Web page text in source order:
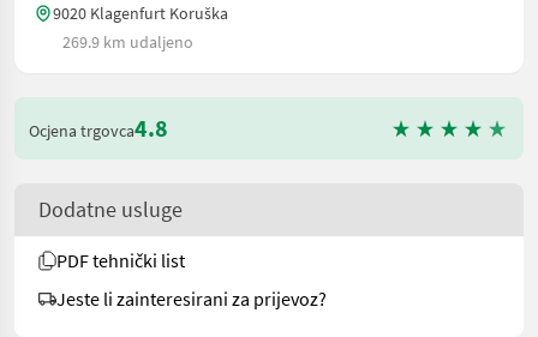
9020 Klagenfurt Koruška
269.9 km udaljeno
Ocjena trgovca4.8
Dodatne usluge
PDF tehnički list
Jeste li zainteresirani za prijevoz?